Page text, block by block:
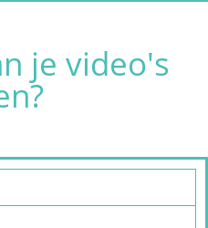
je video's